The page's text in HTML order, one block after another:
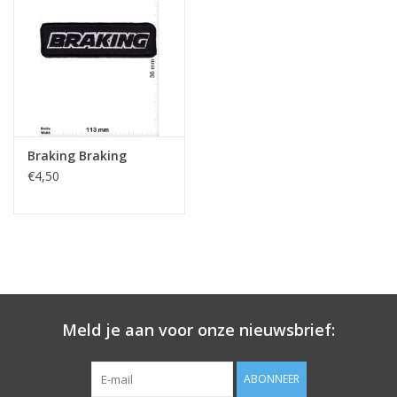
Sleutelhanger
Braking Braking
€4,50
Meld je aan voor onze nieuwsbrief:
ABONNEER